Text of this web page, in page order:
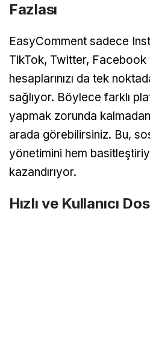
Fazlası
EasyComment sadece
TikTok, Twitter, Facebook
hesaplarınızı da tek
sağlıyor. Böylece farklı
yapmak zorunda
arada görebilirsiniz. Bu,
yönetimini hem
kazandırıyor.
Hızlı ve Kullanıcı